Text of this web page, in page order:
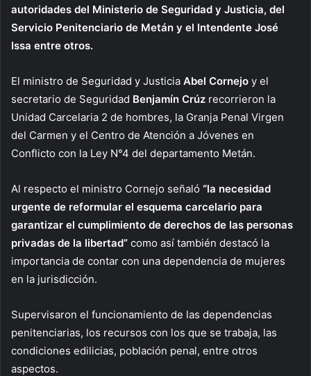
autoridades del Ministerio de Seguridad y Justicia, del
Servicio Penitenciario de Metán y el Intendente José
Issa entre otros.
El ministro de Seguridad y Justicia Abel Cornejo y el
secretario de Seguridad Benjamín Crúz recorrieron la
Unidad Carcelaria 2 de hombres, la Granja Penal Virgen
del Carmen y el Centro de Atención a Jóvenes en
Conflicto con la Ley N°4 del departamento Metán.
Al respecto el ministro Cornejo señaló “la necesidad
urgente de reformular el esquema carcelario para
garantizar el cumplimiento de derechos de las personas
privadas de la libertad” como así también destacó la
importancia de contar con una dependencia de mujeres
en la jurisdicción.
Supervisaron el funcionamiento de las dependencias
penitenciarias, los recursos con los que se trabaja, las
condiciones edilicias, población penal, entre otros
aspectos.